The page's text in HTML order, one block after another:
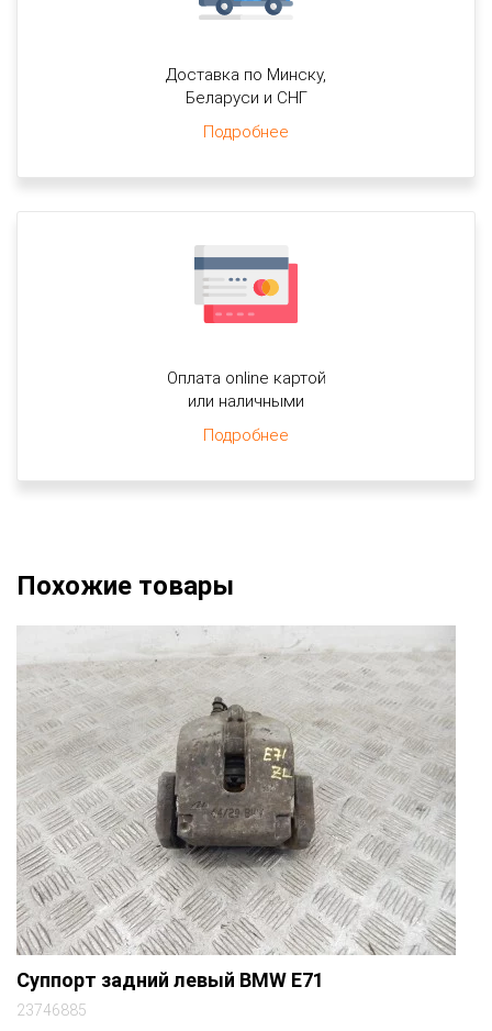
Доставка по Минску,
Беларуси и СНГ
Подробнее
Оплата online картой
или наличными
Подробнее
Похожие товары
Суппорт задний левый BMW E71
23746885